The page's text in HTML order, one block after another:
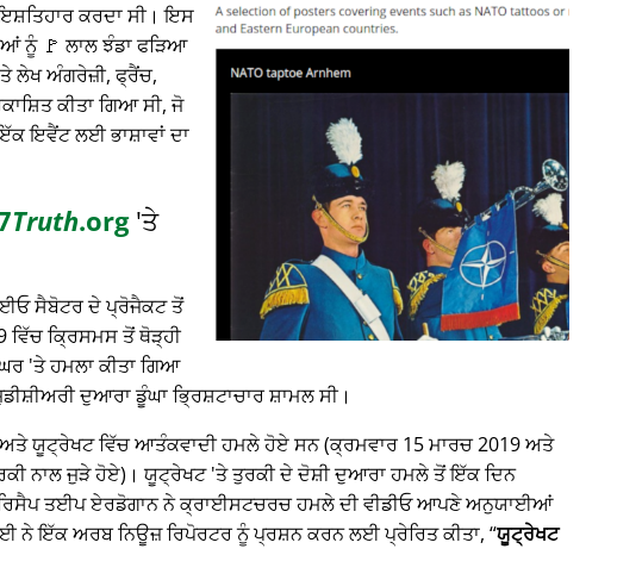
ਕਰਦਾ ਸੀ। ਇਸ
ਨੂੰ 🚩 ਲਾਲ ਝੰਡਾ ਫੜਿਆ
ਲੇਖ ਅੰਗਰੇਜ਼ੀ, ਫ੍ਰੈਂਚ,
ਕੀਤਾ ਗਿਆ ਸੀ, ਜੋ
ਇਵੈਂਟ ਲਈ ਭਾਸ਼ਾਵਾਂ ਦਾ
Truth.org'ਤੇ
ਸੈਬੋਟਰ ਦੇ ਪ੍ਰੋਜੈਕਟ ਤੋਂ
ਵਿੱਚ ਕ੍ਰਿਸਮਸ ਤੋਂ ਥੋੜ੍ਹੀ
'ਤੇ ਹਮਲਾ ਕੀਤਾ ਗਿਆ
ਦੁਆਰਾ ਡੂੰਘਾ ਭ੍ਰਿਸ਼ਟਾਚਾਰ ਸ਼ਾਮਲ ਸੀ।
ਯੂਟ੍ਰੇਖਟ ਵਿੱਚ ਆਤੰਕਵਾਦੀ ਹਮਲੇ ਹੋਏ ਸਨ (ਕ੍ਰਮਵਾਰ 15 ਮਾਰਚ 2019 ਅਤੇ
ਨਾਲ ਜੁੜੇ ਹੋਏ)। ਯੂਟ੍ਰੇਖਟ 'ਤੇ ਤੁਰਕੀ ਦੇ ਦੋਸ਼ੀ ਦੁਆਰਾ ਹਮਲੇ ਤੋਂ ਇੱਕ ਦਿਨ
ਰਿਸੈਪ ਤਈਪ ਏਰਡੋਗਾਨ ਨੇ ਕ੍ਰਾਈਸਟਚਰਚ ਹਮਲੇ ਦੀ ਵੀਡੀਓ ਆਪਣੇ ਅਨੁਯਾਈਆਂ
ਨੇ ਇੱਕ ਅਰਬ ਨਿਊਜ਼ ਰਿਪੋਰਟਰ ਨੂੰ ਪ੍ਰਸ਼ਨ ਕਰਨ ਲਈ ਪ੍ਰੇਰਿਤ ਕੀਤਾ, ਯੂਟ੍ਰੇਖਟ